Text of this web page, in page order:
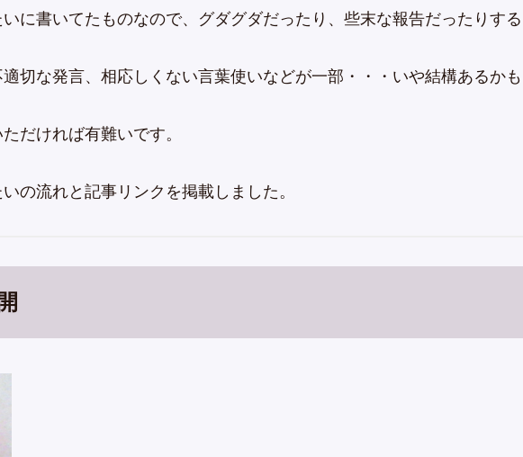
に書いてたものなので、グダグダだったり、些末な報告だったりする
切な発言、相応しくない言葉使いなどが一部・・・いや結構あるかも
だければ有難いです。
の流れと記事リンクを掲載しました。